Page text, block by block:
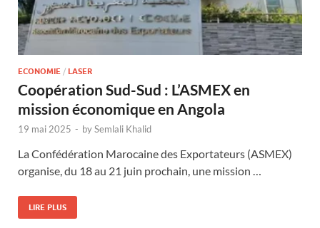
ECONOMIE / LASER
Coopération Sud-Sud : L’ASMEX en
mission économique en Angola
19 mai 2025 - bySemlali Khalid
La Confédération Marocaine des Exportateurs (ASMEX)
organise, du 18 au 21 juin prochain, une mission …
LIRE PLUS